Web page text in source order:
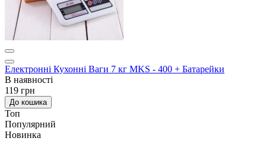
Електронні Кухонні Ваги 7 кг MKS - 400 + Батарейки
В наявності
119 грн
До кошика
Топ
Популярний
Новинка